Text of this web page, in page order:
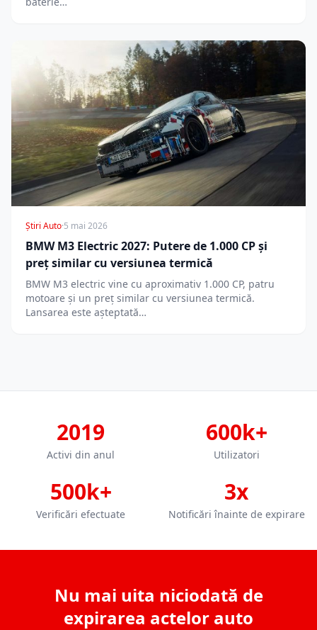
Știri Auto·5 mai 2026
BMW M3 Electric 2027: Putere de 1.000 CP și
preț similar cu versiunea termică
BMW M3 electric vine cu aproximativ 1.000 CP, patru
motoare și un preț similar cu versiunea termică.
Lansarea este așteptată…
2019
Activi din anul
600k+
Utilizatori
500k+
Verificări efectuate
3x
Notificări înainte de expirare
Nu mai uita niciodată de
expirarea actelor auto